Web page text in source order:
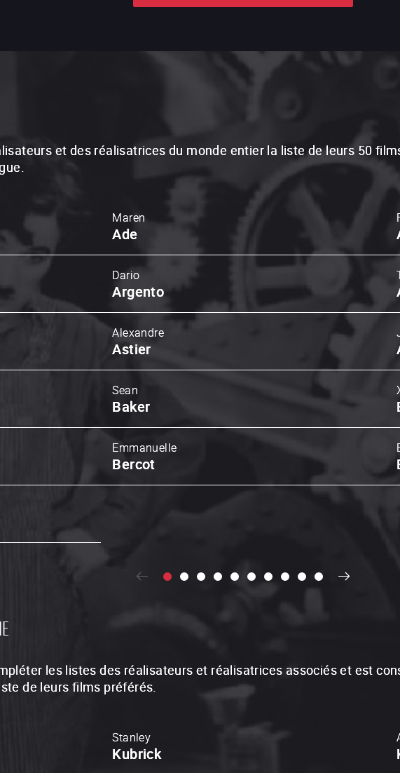
et des réalisatrices du monde entier la liste de leurs 50
Maren
Ade
Dario
Argento
Alexandre
Astier
Sean
Baker
Emmanuelle
Bercot
les listes des réalisateurs et réalisatrices associés et est
de leurs films préférés.
Stanley
Kubrick